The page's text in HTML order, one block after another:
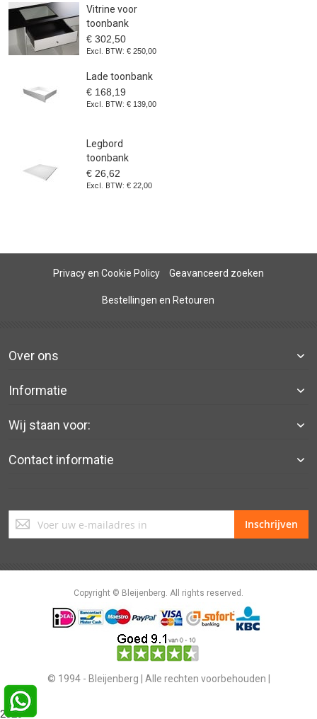
Vitrine voor
toonbank
€ 302,50
€ 250,00
Lade toonbank
€ 168,19
€ 139,00
Legbord
toonbank
€ 26,62
€ 22,00
Privacy en Cookie Policy Geavanceerd zoeken
Bestellingen en Retouren
Over ons
Informatie
Wij staan voor:
Contact informatie
Abonneer
nieuwsbrief
Inschrijven
Copyright © Bleijenberg. All rights reserved.
© 1994 - Bleijenberg | Alle rechten voorbehouden |
2026